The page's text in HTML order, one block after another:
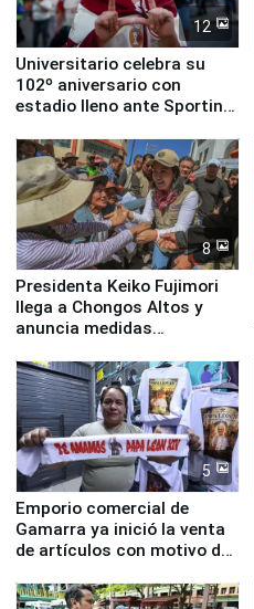
12
Universitario celebra su
102º aniversario con
estadio lleno ante Sporting
8
Presidenta Keiko Fujimori
llega a Chongos Altos y
anuncia medidas
educación, salud y empleo
5
Emporio comercial de
Gamarra ya inició la venta
de artículos con motivo de